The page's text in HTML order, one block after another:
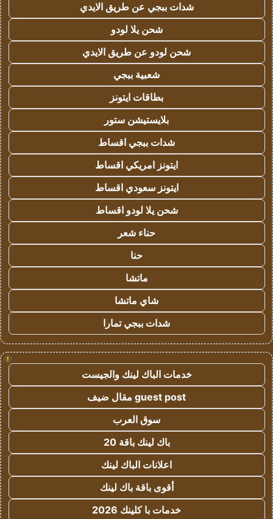
شدات ببجي عن طريق الايدي
شحن يلا لودو
شحن لودو عن طريق الايدي
شعبية ببجي
بطاقات ايتونز
بلايستيشن ستور
شدات ببجي اقساط
ايتونز امريكي اقساط
ايتونز سعودي اقساط
شحن يلا لودو اقساط
حناء شعر
حنا
ماتشا
شاي ماتشا
شدات ببجي تمارا
!
خدمات الباك لينك والجيست
guest post مقال ضيف
سوق العرب
باك لينك باقة 20
اعلانات الباك لينك
أقوى باقة باك لينك
خدمات با كلينك 2026